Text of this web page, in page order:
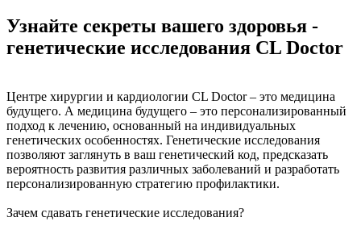
Узнайте секреты вашего здоровья -
генетические исследования CL Doctor
Центре хирургии и кардиологии CL Doctor – это медицина
будущего. А медицина будущего – это персонализированный
подход к лечению, основанный на индивидуальных
генетических особенностях. Генетические исследования
позволяют заглянуть в ваш генетический код, предсказать
вероятность развития различных заболеваний и разработать
персонализированную стратегию профилактики.
Зачем сдавать генетические исследования?